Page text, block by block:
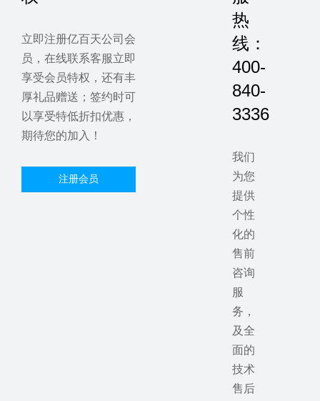
立即注册亿百天公司会
员，在线联系客服立即
享受会员特权，还有丰
厚礼品赠送；签约时可
以享受特低折扣优惠，
期待您的加入！
注册会员
热
线：
400-
840-
3336
我们
为您
提供
个性
化的
售前
咨询
服
务，
及全
面的
技术
售后